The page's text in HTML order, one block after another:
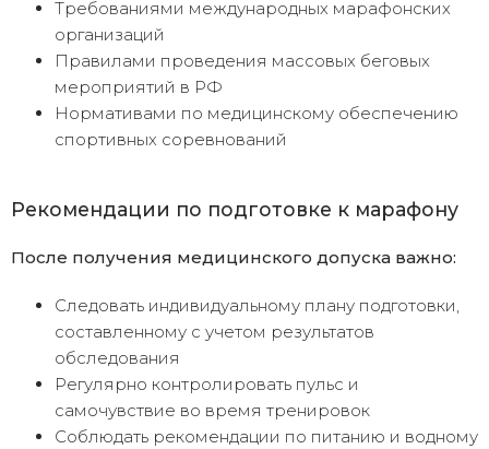
Требованиями международных марафонских
организаций
Правилами проведения массовых беговых
мероприятий в РФ
Нормативами по медицинскому обеспечению
спортивных соревнований
Рекомендации по подготовке к марафону
После получения медицинского допуска важно:
Следовать индивидуальному плану подготовки,
составленному с учетом результатов
обследования
Регулярно контролировать пульс и
самочувствие во время тренировок
Соблюдать рекомендации по питанию и водному